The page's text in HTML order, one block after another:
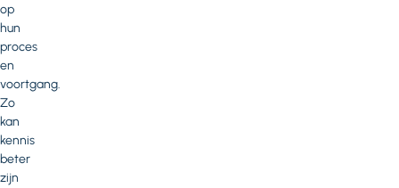
op
hun
proces
en
voortgang.
Zo
kan
kennis
beter
zijn